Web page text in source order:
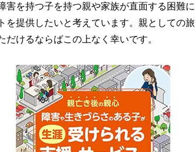
害を持つ子を持つ親や家族が直面する困難
を提供したいと考えています。親としての
けるならばこの上なく幸いです。